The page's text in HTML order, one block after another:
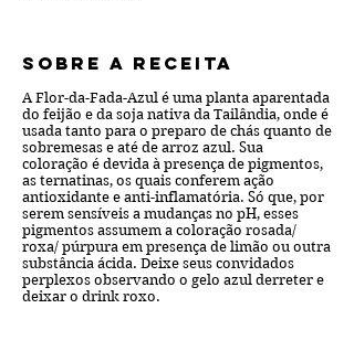
Sobre a receita
A Flor-da-Fada-Azul é uma planta aparentada
do feijão e da soja nativa da Tailândia, onde é
usada tanto para o preparo de chás quanto de
sobremesas e até de arroz azul. Sua
coloração é devida à presença de pigmentos,
as ternatinas, os quais conferem ação
antioxidante e anti-inflamatória. Só que, por
serem sensíveis a mudanças no pH, esses
pigmentos assumem a coloração rosada/
roxa/ púrpura em presença de limão ou outra
substância ácida. Deixe seus convidados
perplexos observando o gelo azul derreter e
deixar o drink roxo.